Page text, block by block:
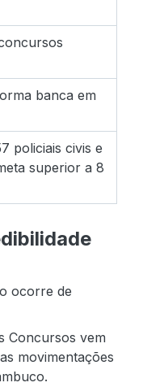
banca em
policiais civis e
superior a 8
ocorre de
Concursos vem
movimentações